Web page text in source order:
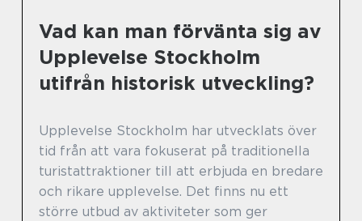
Vad kan man förvänta sig av
Upplevelse Stockholm
utifrån historisk utveckling?
Upplevelse Stockholm har utvecklats över
tid från att vara fokuserat på traditionella
turistattraktioner till att erbjuda en bredare
och rikare upplevelse. Det finns nu ett
större utbud av aktiviteter som ger